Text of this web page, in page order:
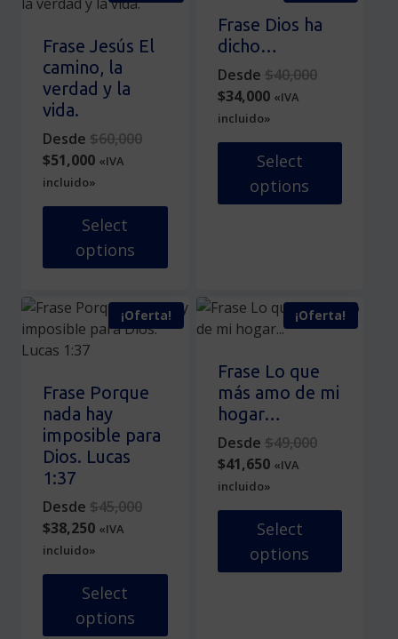
múltiples
variantes.
Las
opciones
se
pueden
elegir
en
la
página
producto
múltiples
variantes.
Las
opciones
se
pueden
elegir
página
Frase Jesús El
camino, la
verdad y la
vida.
Desde $60,000Original
$60,000.
$51,000Current
price
is:
$51,000.
«IVA
incluido»
Select
options
producto
tiene
múltiples
Las
opciones
se
pueden
elegir
la
página
de
producto
Frase Dios ha
dicho…
Desde $40,000Original
$40,000.
$34,000Current
price
is:
$34,000.
«IVA
incluido»
Select
options
variantes.
Las
opciones
se
pueden
elegir
la
página
de
producto
¡Oferta!
Frase Porque
nada hay
imposible para
Dios. Lucas
1:37
Desde $45,000Original
$45,000.
$38,250Current
price
is:
$38,250.
«IVA
incluido»
Select
options
¡Oferta!
Frase Lo que
más amo de mi
hogar…
Desde $49,000Original
$49,000.
$41,650Current
price
is:
$41,650.
«IVA
incluido»
Select
options